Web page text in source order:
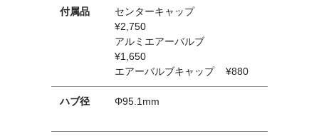
付属品
センターキャップ
¥2,750
アルミエアーバルブ
¥1,650
エアーバルブキャップ
¥880
ハブ径 Φ95.1mm